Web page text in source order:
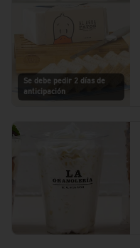
Se debe pedir 2 días de
anticipación